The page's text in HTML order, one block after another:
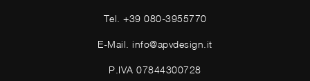
Tel. +39 080-3955770
E-Mail.info@apvdesign.it
P.IVA 07844300728